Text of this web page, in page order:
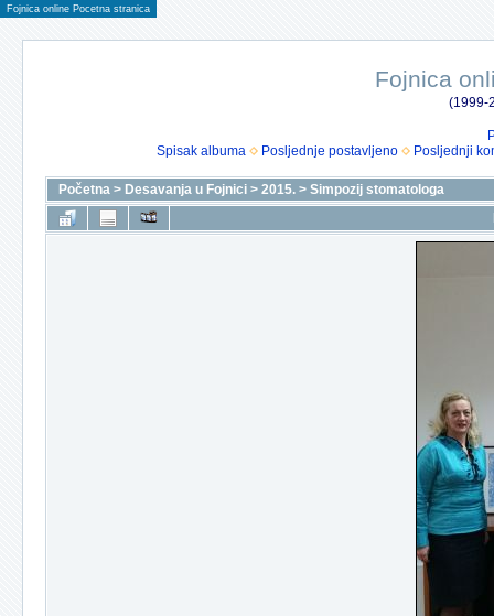
Fojnica online Pocetna stranica
Fojnica
(1999-
Spisak albuma
Posljednje postavljeno Posljednji
Početna > Desavanja u Fojnici > 2015. > Simpozij stomatologa